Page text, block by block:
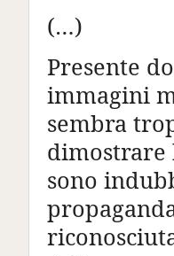
(…)
Presente
immagini
sembra
dimostrare
sono